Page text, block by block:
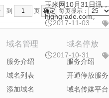
2017-11-03
玉米网10月31日讯
highgrade.com。
2017-10-31
到 页 每页显示：
域名管理
服务介绍
域名列表
添加域名
域名停放
服务介绍
开通停放服务
域名传媒平台